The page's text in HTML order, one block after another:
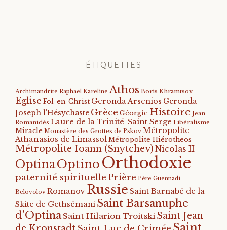
ÉTIQUETTES
Archimandrite Raphaël Kareline Athos Boris Khramtsov
Eglise Fol-en-Christ Geronda Arsenios Geronda
Joseph l'Hésychaste Grèce Géorgie Histoire Jean
Romanidès Laure de la Trinité-Saint Serge Libéralisme
Miracle Monastère des Grottes de Pskov Métropolite
Athanasios de Limassol Métropolite Hiérotheos
Métropolite Ioann (Snytchev) Nicolas II
OptinaOptino Orthodoxie
paternité spirituelle Prière Père Guennadi
Belovolov Romanov Russie Saint Barnabé de la
Skite de Gethsémani Saint Barsanuphe
d'Optina Saint Hilarion Troitski Saint Jean